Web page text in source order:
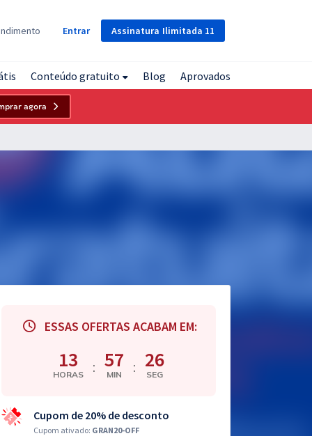
Assinatura Ilimitada 11
Entrar
Conteúdo gratuito Blog Aprovados
agora
ESSAS OFERTAS ACABAM EM:
13
HORAS : 57
MIN : 25
SEG
Cupom de 20% de desconto
Cupom ativado: GRAN20-OFF